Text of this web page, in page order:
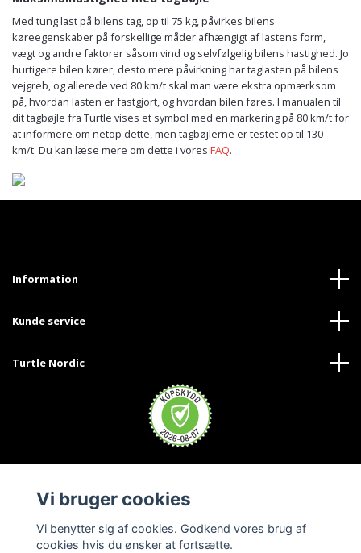
Med tung last på bilens tag, op til 75 kg, påvirkes bilens
køreegenskaber på forskellige måder afhængigt af lastens form,
vægt og andre faktorer såsom vind og selvfølgelig bilens hastighed. Jo
hurtigere bilen kører, desto mere påvirkning har taglasten på bilens
vejgreb, og allerede ved 80 km/t skal man være ekstra opmærksom
på, hvordan lasten er fastgjort, og hvordan bilen føres. I manualen til
dit tagbøjle fra Turtle vises et symbol med en markering på 80 km/t for
at informere om netop dette, men tagbøjlerne er testet op til 130
km/t. Du kan læse mere om dette i vores FAQ.
Information
Kunde service
Turtle Nordic
Vi bruger cookies
Vi benytter sig af cookies. Godkend vores brug af
cookies hvis du ønsker at fortsætte.